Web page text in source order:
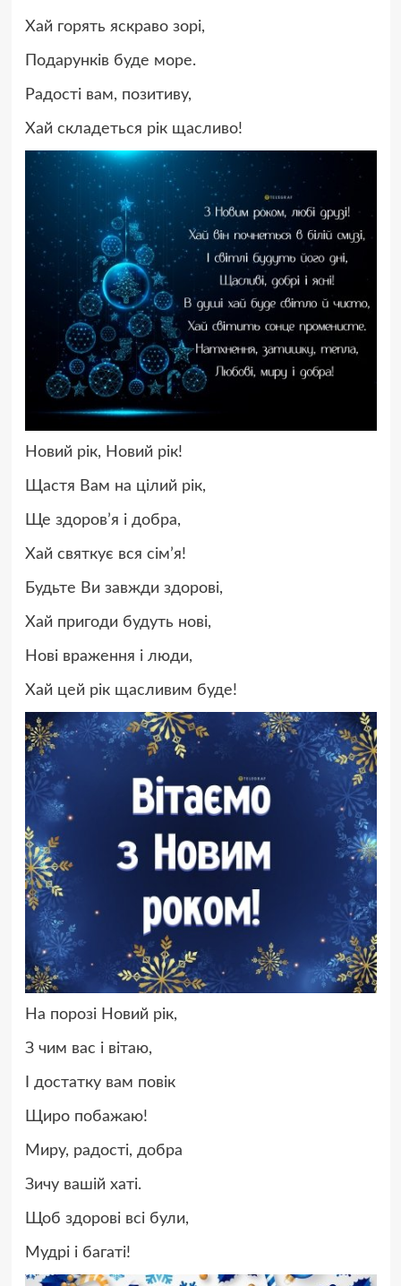
Хай горять яскраво зорі,
Подарунків буде море.
Радості вам, позитиву,
Хай складеться рік щасливо!
Новий рік, Новий рік!
Щастя Вам на цілий рік,
Ще здоров’я і добра,
Хай святкує вся сім’я!
Будьте Ви завжди здорові,
Хай пригоди будуть нові,
Нові враження і люди,
Хай цей рік щасливим буде!
На порозі Новий рік,
З чим вас і вітаю,
І достатку вам повік
Щиро побажаю!
Миру, радості, добра
Зичу вашій хаті.
Щоб здорові всі були,
Мудрі і багаті!